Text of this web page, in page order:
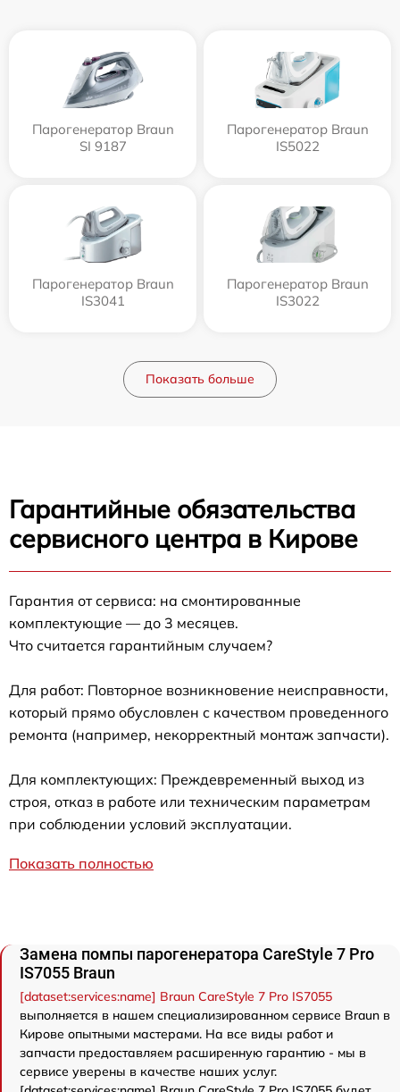
Парогенератор Braun
SI 9187
Парогенератор Braun
IS5022
Парогенератор Braun
IS3041
Парогенератор Braun
IS3022
Показать больше
Гарантийные обязательства
сервисного центра в Кирове
Гарантия от сервиса: на смонтированные
комплектующие — до 3 месяцев.
Что считается гарантийным случаем?
Для работ: Повторное возникновение неисправности,
который прямо обусловлен с качеством проведенного
ремонта (например, некорректный монтаж запчасти).
Для комплектующих: Преждевременный выход из
строя, отказ в работе или техническим параметрам
при соблюдении условий эксплуатации.
Показать полностью
Замена помпы парогенератора CareStyle 7 Pro
IS7055 Braun
[dataset:services:name] Braun CareStyle 7 Pro IS7055
выполняется в нашем специализированном сервисе Braun в
Кирове опытными мастерами. На все виды работ и
запчасти предоставляем расширенную гарантию - мы в
сервисе уверены в качестве наших услуг.